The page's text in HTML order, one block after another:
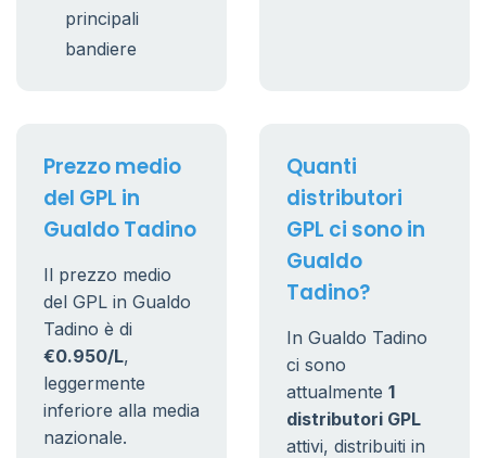
principali
bandiere
Prezzo medio
del GPL in
Gualdo Tadino
Il prezzo medio
del GPL in Gualdo
Tadino è di
€0.950/L,
leggermente
inferiore alla media
nazionale.
Quanti
distributori
GPL ci sono in
Gualdo
Tadino?
In Gualdo Tadino
ci sono
attualmente 1
distributori GPL
attivi, distribuiti in